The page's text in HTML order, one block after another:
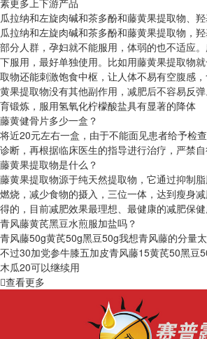
素更多上下游产品
瓜拉纳和左旋肉碱和茶多酚和藤黄果提取物、
瓜拉纳和左旋肉碱和茶多酚和藤黄果提取物，
部分人群，孕妇就不能服用，体弱的也不适应
下服用，最好单独使用。比如用藤黄果提取物
取物还能刺激饱食中枢，让人体不易有空腹感
黄果提取物没有其他副作用，减肥后不容易反
育锻炼，服用氢氧化柠檬酸盐具有显著的降体
藤黄健骨片多少一盒？
将近20元左右一盒，由于不能面见患者给予检
诊断，再根据临床医生的指导进行治疗，严禁自
藤黄果提取物是什么？
藤黄果提取物源于纯天然提取物，它通过抑制
燃烧，减少食物的摄入，三位一体，达到瘦身
得的，目前减肥效果最理想、最健康的减肥保健
青风藤黄芪黑豆水煎服加盐吗？
青风藤50g黄芪50g黑豆50g我想青风藤的分量
不过30加党参牛膝五加皮青风藤15黄芪50黑豆
木瓜20可以继续用
查看更多